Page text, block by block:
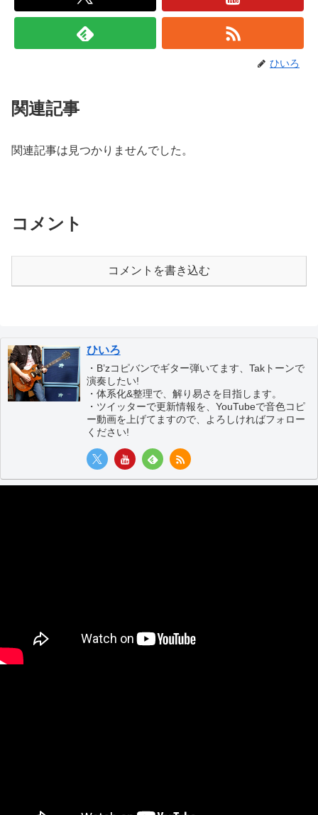
ひいろ
関連記事
関連記事は見つかりませんでした。
コメント
コメントを書き込む
ひいろ
・B’zコピバンでギター弾いてます、Takトーンで
演奏したい!
・体系化&整理で、解り易さを目指します。
・ツイッターで更新情報を、YouTubeで音色コピ
ー動画を上げてますので、よろしければフォロー
ください!